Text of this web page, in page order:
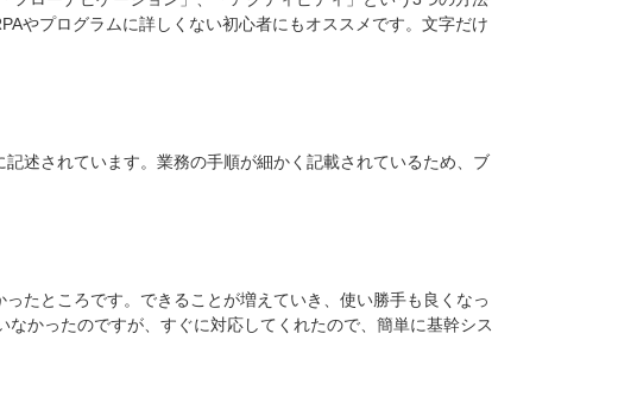
やプログラムに詳しくない初心者にもオススメです。文字だけ
述されています。業務の手順が細かく記載されているため、ブ
たところです。できることが増えていき、使い勝手も良くなっ
かったのですが、すぐに対応してくれたので、簡単に基幹シス